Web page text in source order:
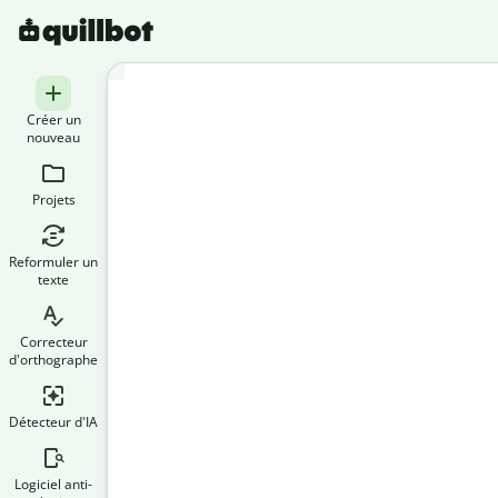
Créer un
nouveau
Projets
Reformuler un
texte
Correcteur
d'orthographe
Détecteur d'IA
Logiciel anti-